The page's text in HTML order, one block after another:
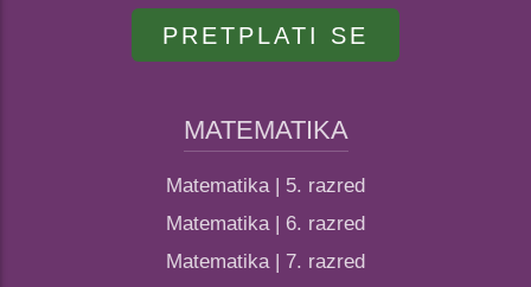
PRETPLATI SE
MATEMATIKA
Matematika | 5. razred
Matematika | 6. razred
Matematika | 7. razred